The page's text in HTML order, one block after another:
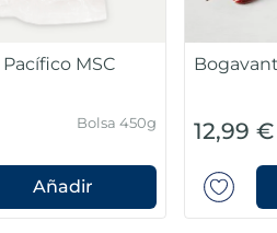
Bolsa 400g
Añadir
2,99 €